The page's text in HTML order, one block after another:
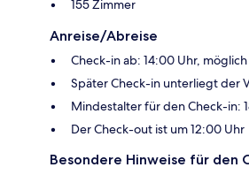
155 Zimmer
Anreise/Abreise
Check-in ab: 14:00 Uhr,
Später Check-in unterliegt der
Mindestalter für den Check-in:
Der Check-out ist um 12:00 Uhr
Besondere Hinweise für den